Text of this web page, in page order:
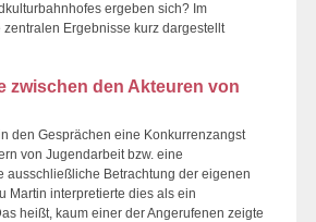
ergeben sich? Im
Ergebnisse kurz dargestellt
zwischen den Akteuren von
den Gesprächen eine Konkurrenzangst
von Jugendarbeit bzw. eine
ausschließliche Betrachtung der eigenen
Martin interpretierte dies als ein
heißt, kaum einer der Angerufenen zeigte